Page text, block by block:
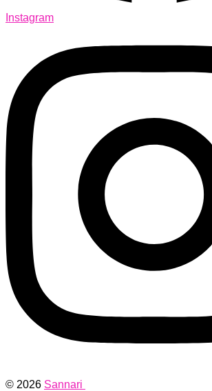
Instagram
© 2026 Sannari